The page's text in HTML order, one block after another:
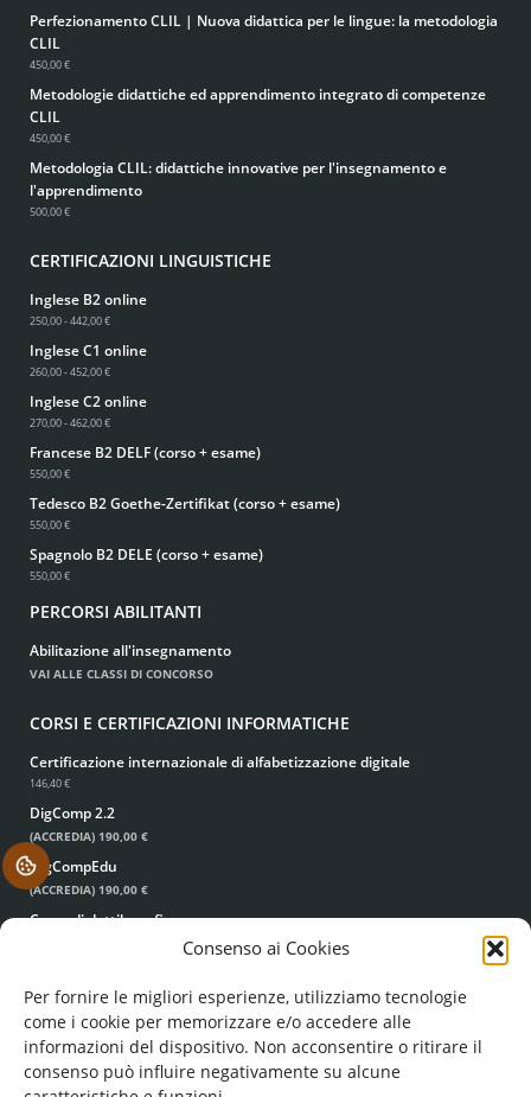
Consenso ai Cookies
Per fornire le migliori esperienze, utilizziamo tecnologie
come i cookie per memorizzare e/o accedere alle
informazioni del dispositivo. Non acconsentire o ritirare il
consenso può influire negativamente su alcune
Perfezionamento CLIL | Nuova didattica per le lingue: la metodologia
CLIL
450,00 €
Metodologie didattiche ed apprendimento integrato di competenze
CLIL
450,00 €
Metodologia CLIL: didattiche innovative per l'insegnamento e
l'apprendimento
500,00 €
CERTIFICAZIONI LINGUISTICHE
Inglese B2 online
250,00 - 442,00 €
Inglese C1 online
260,00 - 452,00 €
Inglese C2 online
270,00 - 462,00 €
Francese B2 DELF (corso + esame)
550,00 €
Tedesco B2 Goethe-Zertifikat (corso + esame)
550,00 €
Spagnolo B2 DELE (corso + esame)
550,00 €
PERCORSI ABILITANTI
Abilitazione all'insegnamento
VAI ALLE CLASSI DI CONCORSO
CORSI E CERTIFICAZIONI INFORMATICHE
Certificazione internazionale di alfabetizzazione digitale
146,40 €
DigComp 2.2
(ACCREDIA) 190,00 €
DigCompEdu
(ACCREDIA) 190,00 €
Corso di dattilografia
.